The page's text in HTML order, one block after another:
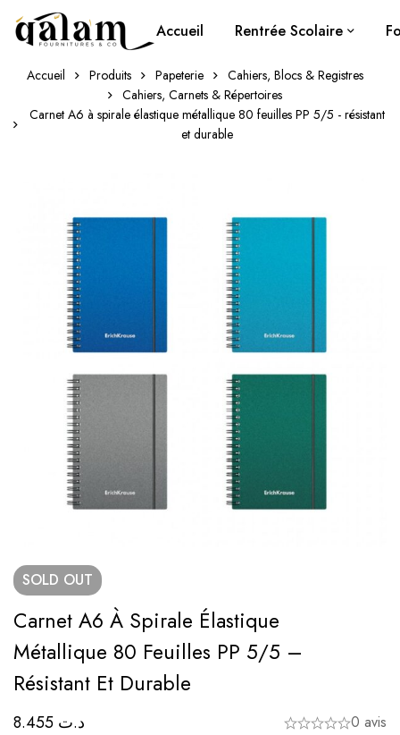
Accueil Rentrée Scolaire
Accueil Produits Papeterie
Cahiers, Blocs & Registres
Cahiers, Carnets & Répertoires
Carnet A6 à spirale élastique métallique 80 feuilles PP 5/5 - résistant
et durable
SOLD OUT
Carnet A6 À Spirale Élastique
Métallique 80 Feuilles PP 5/5 –
Résistant Et Durable
د.ت 0 avis